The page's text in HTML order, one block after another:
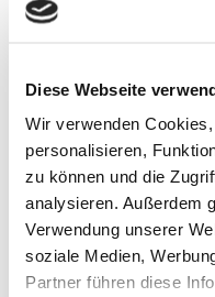
Diese Webseite
Wir verwenden
personalisieren,
zu können und die
analysieren. Außerdem
Verwendung unserer
soziale Medien,
Partner führen diese
Quelle: eRecht24
Verantwortlicher
dieser Homepage: KANI
Ausgenommen Banner
Für die Richtigkeit oder